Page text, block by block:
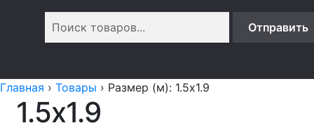
Главная › Товары › Размер (м): 1.5x1.9
1.5x1.9